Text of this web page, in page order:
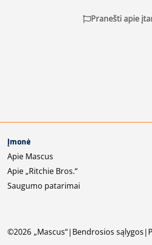
Pranešti apie
Įmonė
Apie Mascus
Apie „Ritchie Bros.“
Saugumo patarimai
©2026 „Mascus“ Bendrosios sąlygos